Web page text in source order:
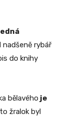
nadšeně rybář
do knihy
bělavého je
žralok byl